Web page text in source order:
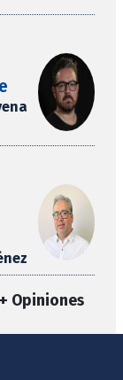
+ Opiniones